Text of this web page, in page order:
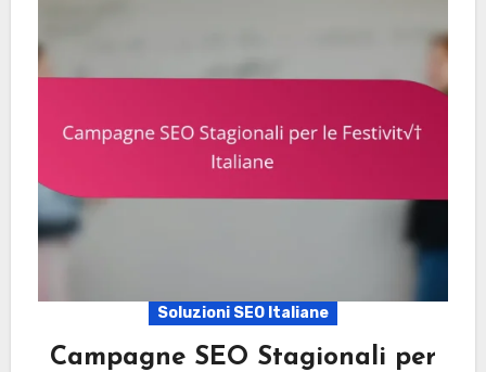
Soluzioni SEO Italiane
Campagne SEO Stagionali per